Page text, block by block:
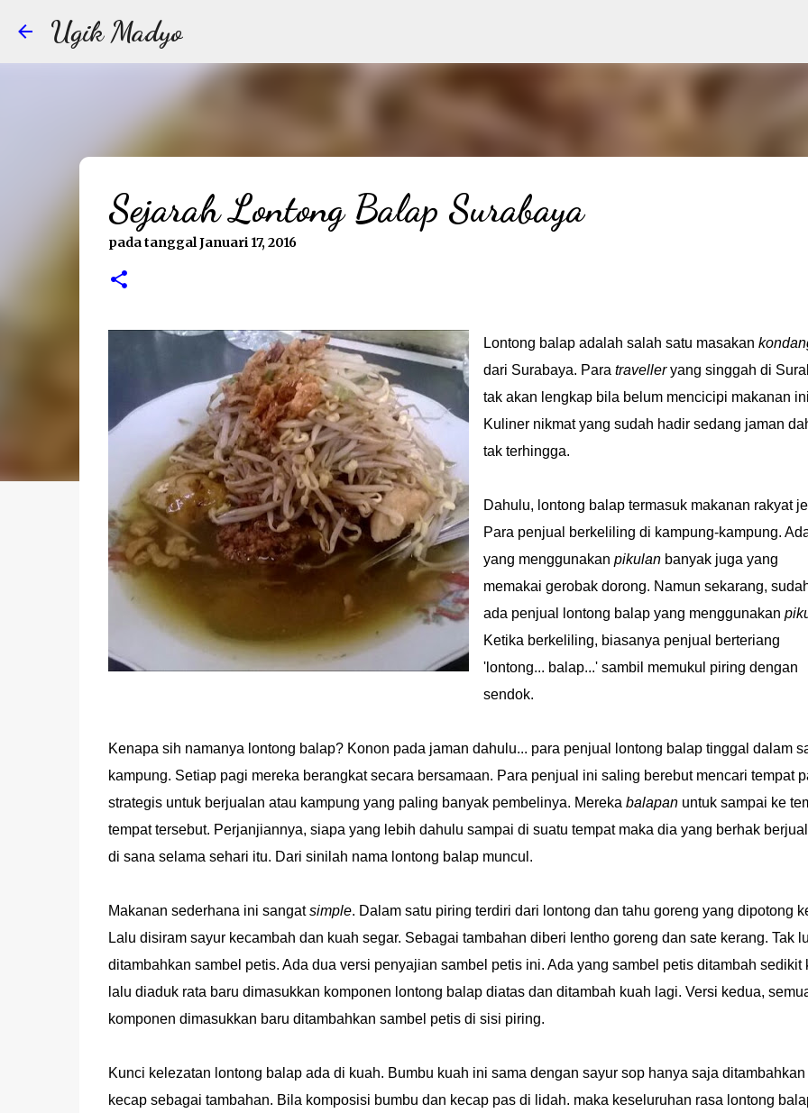
Ugik Madyo
Sejarah Lontong Balap Surabaya
pada tanggalJanuari 17, 2016
Lontong balap adalah salah satu masakan
dari Surabaya. Para travelleryang singgah di
tak akan lengkap bila belum mencicipi makanan
Kuliner nikmat yang sudah hadir sedang jaman
tak terhingga.
Dahulu, lontong balap termasuk makanan rakyat
Para penjual berkeliling di kampung-kampung.
yang menggunakan pikulanbanyak juga yang
memakai gerobak dorong. Namun sekarang,
ada penjual lontong balap yang menggunakan
Ketika berkeliling, biasanya penjual berteriang
'lontong... balap...' sambil memukul piring dengan
sendok.
Kenapa sih namanya lontong balap? Konon pada jaman dahulu... para penjual lontong balap tinggal dalam
kampung. Setiap pagi mereka berangkat secara bersamaan. Para penjual ini saling berebut mencari tempat
strategis untuk berjualan atau kampung yang paling banyak pembelinya. Mereka balapanuntuk sampai ke
tempat tersebut. Perjanjiannya, siapa yang lebih dahulu sampai di suatu tempat maka dia yang berhak
di sana selama sehari itu. Dari sinilah nama lontong balap muncul.
Makanan sederhana ini sangatsimple. Dalam satu piring terdiri dari lontong dan tahu goreng yang dipotong
Lalu disiram sayur kecambah dan kuah segar. Sebagai tambahan diberi lentho goreng dan sate kerang. Tak
ditambahkan sambel petis. Ada dua versi penyajian sambel petis ini. Ada yang sambel petis ditambah sedikit
lalu diaduk rata baru dimasukkan komponen lontong balap diatas dan ditambah kuah lagi. Versi kedua,
komponen dimasukkan baru ditambahkan sambel petis di sisi piring.
Kunci kelezatan lontong balap ada di kuah. Bumbu kuah ini sama dengan sayur sop hanya saja ditambahkan
kecap sebagai tambahan. Bila komposisi bumbu dan kecap pas di lidah. maka keseluruhan rasa lontong